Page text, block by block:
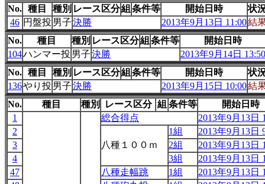
No. 種目 種別 レース区分組 条件等 開始日時
状
46 円盤投 男子決勝 2013年9月13日 11:00結
No.
種目 種別 レース区分組 条件等
開始日時
104ハンマー投 男子決勝
2013年9月14日 13:50
No. 種目 種別 レース区分組 条件等 開始日時
状
136やり投 男子決勝 2013年9月15日 10:00結
No.
種目 種別 レース区分 組 条件等
開始日時
1
総合得点
2013年9月13日
2
八種１００ｍ
1組
2013年9月13日
3
2組
2013年9月13日
4
3組
2013年9月13日
47
八種走幅跳 1組
2013年9月13日